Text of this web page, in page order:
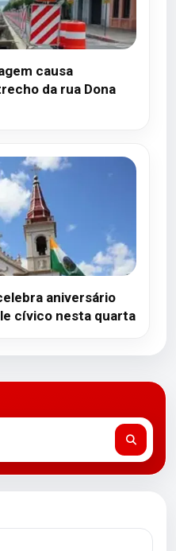
causa
da rua Dona
aniversário
cívico nesta quarta